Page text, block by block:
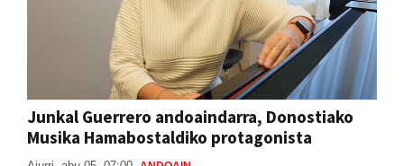
Junkal Guerrero andoaindarra, Donostiako
Musika Hamabostaldiko protagonista